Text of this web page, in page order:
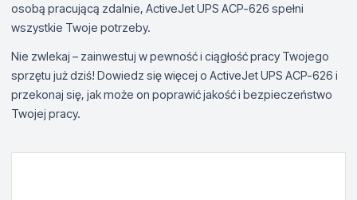
osobą pracującą zdalnie, ActiveJet UPS ACP-626 spełni
wszystkie Twoje potrzeby.
Nie zwlekaj – zainwestuj w pewność i ciągłość pracy Twojego
sprzętu już dziś! Dowiedz się więcej o ActiveJet UPS ACP-626 i
przekonaj się, jak może on poprawić jakość i bezpieczeństwo
Twojej pracy.